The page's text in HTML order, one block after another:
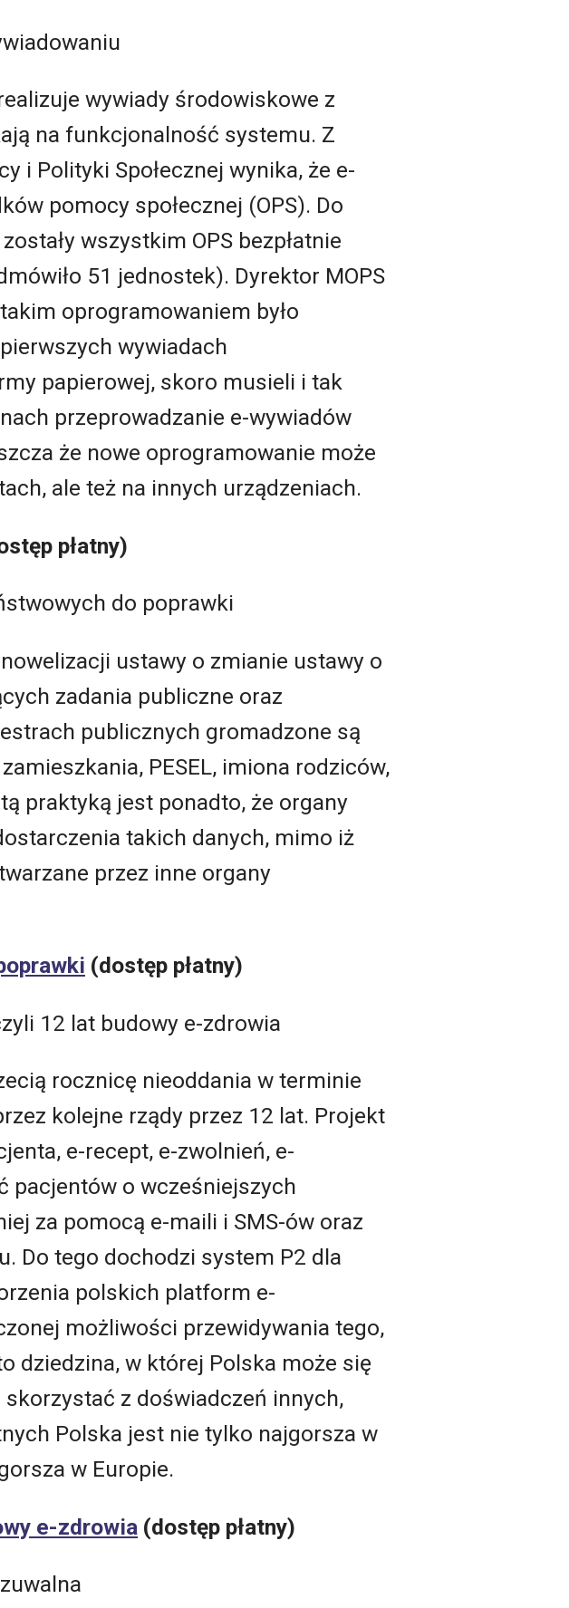
wywiady środowiskowe z
na funkcjonalność systemu. Z
i Polityki Społecznej wynika, że e-
pomocy społecznej (OPS). Do
wszystkim OPS bezpłatnie
51 jednostek). Dyrektor MOPS
oprogramowaniem było
wywiadach
papierowej, skoro musieli i tak
przeprowadzanie e-wywiadów
że nowe oprogramowanie może
ale też na innych urządzeniach.
płatny)
do poprawki
ustawy o zmianie ustawy o
zadania publiczne oraz
publicznych gromadzone są
PESEL, imiona rodziców,
praktyką jest ponadto, że organy
takich danych, mimo iż
przez inne organy
(dostęp płatny)
12 lat budowy e-zdrowia
rocznicę nieoddania w terminie
kolejne rządy przez 12 lat. Projekt
e-recept, e-zwolnień, e-
pacjentów o wcześniejszych
za pomocą e-maili i SMS-ów oraz
Do tego dochodzi system P2 dla
polskich platform e-
możliwości przewidywania tego,
dziedzina, w której Polska może się
z doświadczeń innych,
Polska jest nie tylko najgorsza w
w Europie.
e-zdrowia (dostęp płatny)